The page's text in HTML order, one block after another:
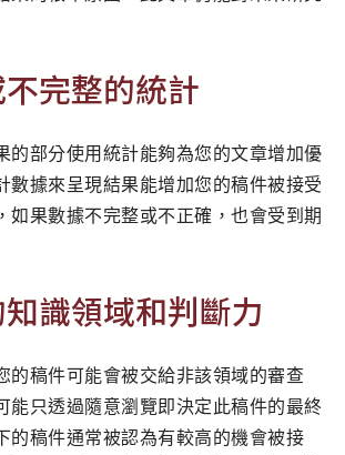
完整的統計
的部分使用統計能夠為您的文章增加優
數據來呈現結果能增加您的稿件被接受
如果數據不完整或不正確，也會受到期
識領域和判斷力
的稿件可能會被交給非該領域的審查
能只透過隨意瀏覽即決定此稿件的最終
的稿件通常被認為有較高的機會被接